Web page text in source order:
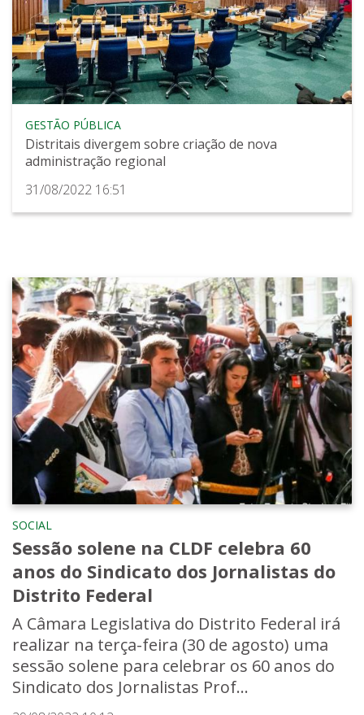
GESTÃO PÚBLICA
Distritais divergem sobre criação de nova
administração regional
31/08/2022 16:51
SOCIAL
Sessão solene na CLDF celebra 60
anos do Sindicato dos Jornalistas do
Distrito Federal
A Câmara Legislativa do Distrito Federal irá
realizar na terça-feira (30 de agosto) uma
sessão solene para celebrar os 60 anos do
Sindicato dos Jornalistas Prof...